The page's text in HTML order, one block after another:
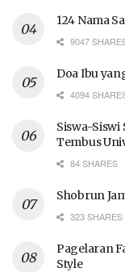
124 Nama
9047
Doa Ibu
4094
Siswa-Siswi
Tembus
84 SHARES
Shobrun
323 SHARES
Pagelaran
Style